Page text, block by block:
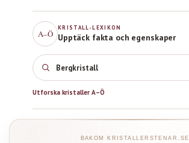
A–Ö
KRISTALL-LEXIKON
Upptäck fakta och egenskaper
Bergkristall
Utforska kristaller A–Ö
BAKOM KRISTALLERSTENAR.SE